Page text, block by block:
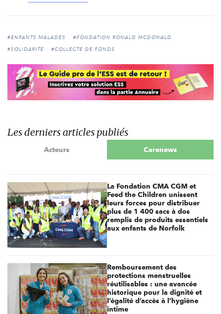
#ENFANTS MALADES
#FONDATION RONALD MCDONALD
#SOLIDARITÉ
#COLLECTE DE FONDS
Les derniers articles publiés
Acteurs Carenews
La Fondation CMA CGM et
Feed the Children unissent
leurs forces pour distribuer
plus de 1 400 sacs à dos
remplis de produits essentiels
aux enfants de Norfolk
Remboursement des
protections menstruelles
réutilisables : une avancée
historique pour la dignité et
l’égalité d’accès à l’hygiène
intime